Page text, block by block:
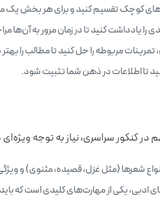
کوچک تقسیم کنید و برای هر بخش یک
را یادداشت کنید تا در زمان مرور به آن‌ها
مربوطه را حل کنید تا مطالب را
تا اطلاعات در ذهن شما تثبیت شود.
کنکور سراسری، نیاز به توجه
شعرها (مثل غزل، قصیده، مثنوی) و
ادبی، یکی از مهارت‌های کلیدی است که